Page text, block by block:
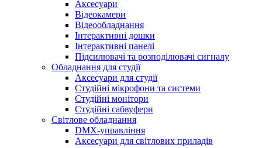
Аксесуари
Відеокамери
Відеообладнання
Інтерактивні дошки
Інтерактивні панелі
Підсилювачі та розподілювачі сигналу
Обладнання для студії
Аксесуари для студії
Студійні мікрофони та системи
Студійні монітори
Студійні сабвуфери
Світлове обладнання
DMX-управління
Аксесуари для світлових приладів